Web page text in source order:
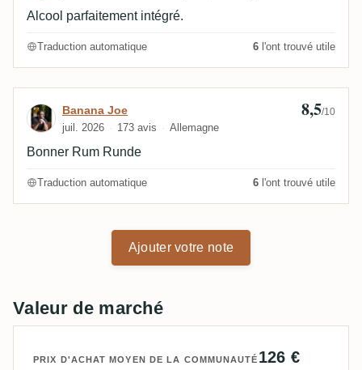
Alcool parfaitement intégré.
Traduction automatique 6 l'ont trouvé utile
Avis de Banana Joe
Banana Joe
juil. 2026 173 avis Allemagne
8,5/10
Bonner Rum Runde
Traduction automatique 6 l'ont trouvé utile
Ajouter votre note
Valeur de marché
PRIX D'ACHAT MOYEN DE LA COMMUNAUTÉ 126 €